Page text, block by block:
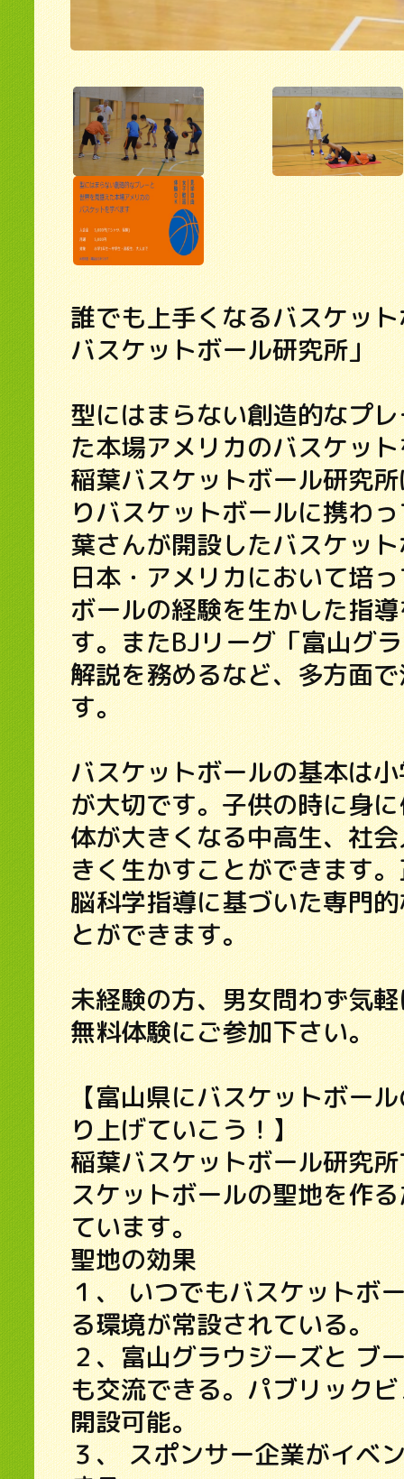
誰でも上手くなるバスケッ
バスケットボール研究所」
型にはまらない創造的なプ
た本場アメリカのバスケッ
稲葉バスケットボール研究
りバスケットボールに携わ
葉さんが開設したバスケッ
日本・アメリカにおいて培
ボールの経験を生かした指
す。またBJリーグ「富山グ
解説を務めるなど、多方面
す。
バスケットボールの基本は
が大切です。子供の時に身
体が大きくなる中高生、社
きく生かすことができます
脳科学指導に基づいた専門
とができます。
未経験の方、男女問わず気
無料体験にご参加下さい。
【富山県にバスケットボー
り上げていこう！】
稲葉バスケットボール研究
スケットボールの聖地を作
ています。
聖地の効果
１、 いつでもバスケットボ
る環境が常設されている。
２、富山グラウジーズと ブ
も交流できる。パブリック
開設可能。
３、 スポンサー企業がイベ